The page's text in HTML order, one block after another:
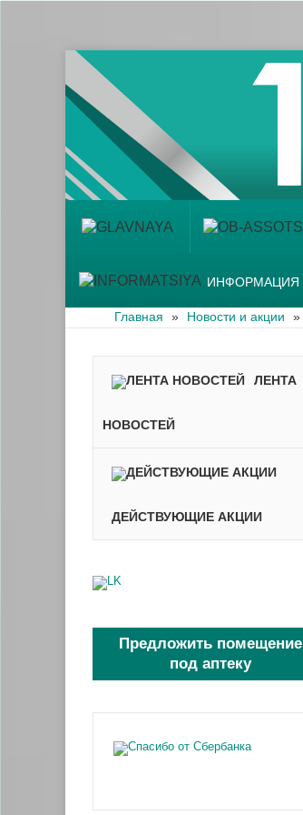
Об ассоциации
Наши аптеки
Новости и акции
Информация
ИНФОРМАЦИЯ
Главная » Новости и акции »
ЛЕНТА
НОВОСТЕЙ
ДЕЙСТВУЮЩИЕ АКЦИИ
Предложить помещение
под аптеку